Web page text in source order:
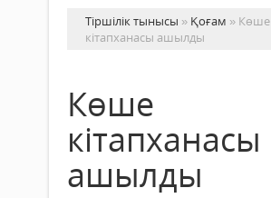
Тіршілік тынысы » Қоғам » Көше
кітапханасы ашылды
Көше
кітапханасы
ашылды